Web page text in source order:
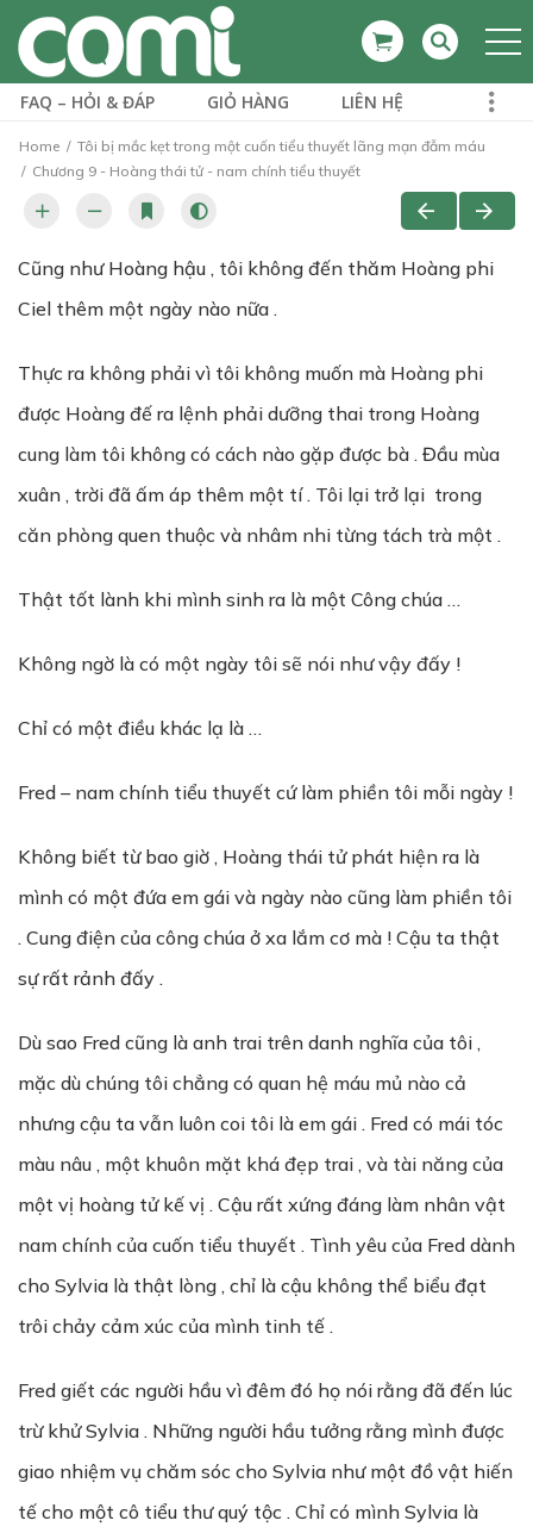
FAQ – HỎI & ĐÁP GIỎ HÀNG LIÊN HỆ
Home
Tôi bị mắc kẹt trong một cuốn tiểu thuyết lãng mạn đẫm máu
Chương 9 - Hoàng thái tử - nam chính tiểu thuyết
Cũng như Hoàng hậu , tôi không đến thăm Hoàng phi
Ciel thêm một ngày nào nữa .
Thực ra không phải vì tôi không muốn mà Hoàng phi
được Hoàng đế ra lệnh phải dưỡng thai trong Hoàng
cung làm tôi không có cách nào gặp được bà . Đầu mùa
xuân , trời đã ấm áp thêm một tí . Tôi lại trở lại trong
căn phòng quen thuộc và nhâm nhi từng tách trà một .
Thật tốt lành khi mình sinh ra là một Công chúa …
Không ngờ là có một ngày tôi sẽ nói như vậy đấy !
Chỉ có một điều khác lạ là …
Fred – nam chính tiểu thuyết cứ làm phiền tôi mỗi ngày !
Không biết từ bao giờ , Hoàng thái tử phát hiện ra là
mình có một đứa em gái và ngày nào cũng làm phiền tôi
. Cung điện của công chúa ở xa lắm cơ mà ! Cậu ta thật
sự rất rảnh đấy .
Dù sao Fred cũng là anh trai trên danh nghĩa của tôi ,
mặc dù chúng tôi chẳng có quan hệ máu mủ nào cả
nhưng cậu ta vẫn luôn coi tôi là em gái . Fred có mái tóc
màu nâu , một khuôn mặt khá đẹp trai , và tài năng của
một vị hoàng tử kế vị . Cậu rất xứng đáng làm nhân vật
nam chính của cuốn tiểu thuyết . Tình yêu của Fred dành
cho Sylvia là thật lòng , chỉ là cậu không thể biểu đạt
trôi chảy cảm xúc của mình tinh tế .
Fred giết các người hầu vì đêm đó họ nói rằng đã đến lúc
trừ khử Sylvia . Những người hầu tưởng rằng mình được
giao nhiệm vụ chăm sóc cho Sylvia như một đồ vật hiến
tế cho một cô tiểu thư quý tộc . Chỉ có mình Sylvia là